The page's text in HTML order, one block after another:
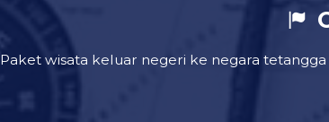
Paket wisata keluar negeri ke negara